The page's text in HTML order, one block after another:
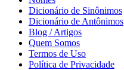
Dicionário de Sinônimos
Dicionário de Antônimos
Blog / Artigos
Quem Somos
Termos de Uso
Política de Privacidade